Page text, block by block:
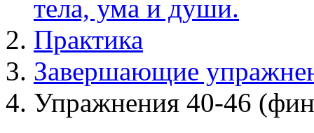
тела, ума и души.
Практика
Завершающие
Упражнения 40-46